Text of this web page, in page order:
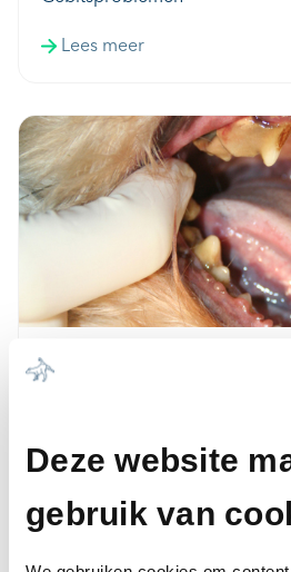
Deze website
gebruik van
Lees meer
Gebitsproblemen